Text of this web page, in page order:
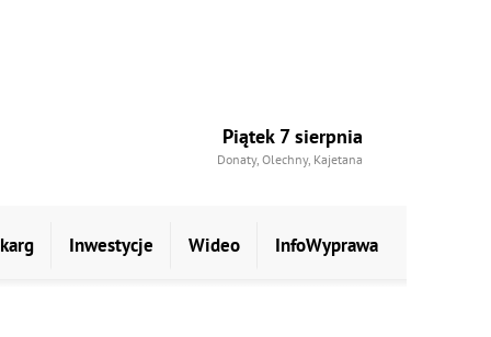
Piątek 7 sierpnia
Donaty, Olechny, Kajetana
Inwestycje Wideo InfoWyprawa